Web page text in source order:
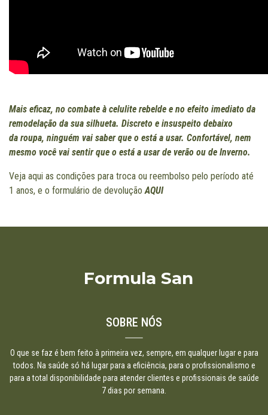
Mais eficaz, no combate à celulite rebelde e no efeito imediato da
remodelação da sua silhueta. Discreto e insuspeito debaixo
da roupa, ninguém vai saber que o está a usar. Confortável, nem
mesmo você vai sentir que o está a usar de verão ou de Inverno.
Veja aqui as condições para troca ou reembolso pelo período até
1 anos, e o formulário de devoluçãoAQUI
Formula San
SOBRE NÓS
O que se faz é bem feito à primeira vez, sempre, em qualquer lugar e para
todos. Na saúde só há lugar para a eficiência, para o profissionalismo e
para a total disponibilidade para atender clientes e profissionais de saúde
7 dias por semana.